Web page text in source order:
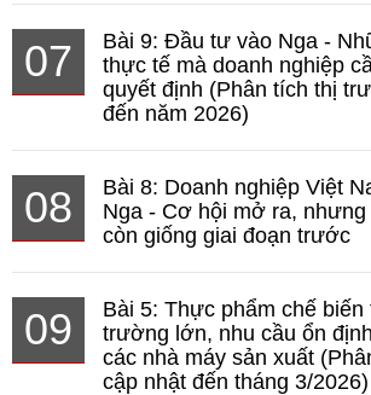
07
Bài 9: Đầu tư vào Nga -
thực tế mà doanh nghiệp
quyết định (Phân tích thị
đến năm 2026)
08
Bài 8: Doanh nghiệp Việt
Nga - Cơ hội mở ra, nhưng
còn giống giai đoạn trước
09
Bài 5: Thực phẩm chế biến
trường lớn, nhu cầu ổn
các nhà máy sản xuất
cập nhật đến tháng 3/2026)